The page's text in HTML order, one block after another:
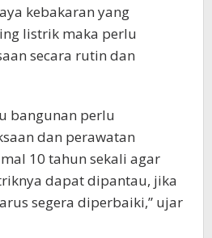
kebakaran yang
listrik maka perlu
secara rutin dan
bangunan perlu
dan perawatan
10 tahun sekali agar
dapat dipantau, jika
segera diperbaiki,” ujar